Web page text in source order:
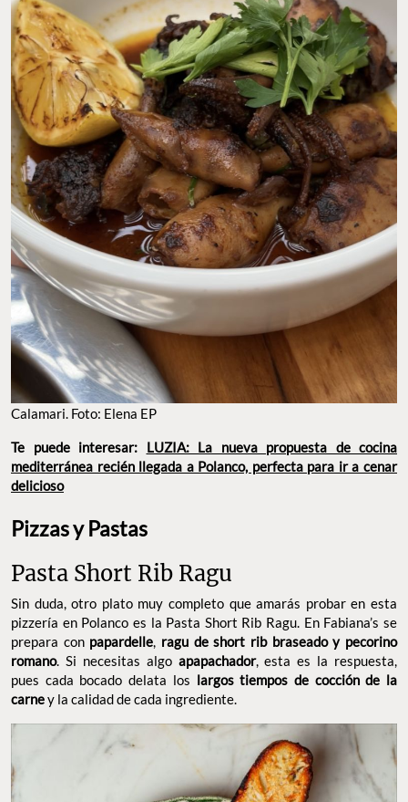
Calamari. Foto: Elena EP
Te puede interesar: LUZIA: La nueva propuesta de cocina
mediterránea recién llegada a Polanco, perfecta para ir a cenar
delicioso
Pizzas y Pastas
Pasta Short Rib Ragu
Sin duda, otro plato muy completo que amarás probar en esta
pizzería en Polanco es la Pasta Short Rib Ragu. En Fabiana’s se
prepara con papardelle ragu de short rib braseado y pecorino
romano. Si necesitas algo apapachador, esta es la respuesta,
pues cada bocado delata los largos tiempos de cocción de la
carney la calidad de cada ingrediente.